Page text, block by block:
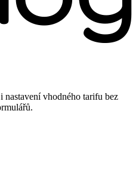
vhodného tarifu bez